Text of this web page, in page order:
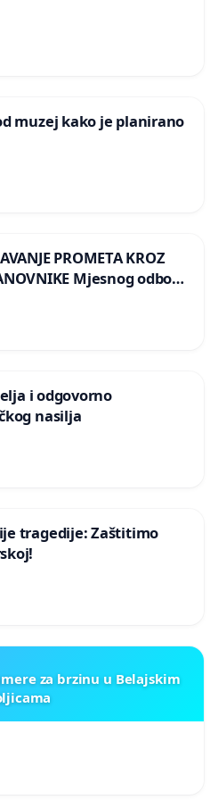
muzej kako je planirano
PROMETA KROZ
Mjesnog odbora
i odgovorno
nasilja
tragedije: Zaštitimo
za brzinu u Belajskim